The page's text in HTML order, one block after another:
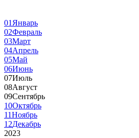
01 Январь
02Февраль
03Март
04Апрель
05Май
06Июнь
07Июль
08Август
09Сентябрь
10Октябрь
11Ноябрь
12Декабрь
2023